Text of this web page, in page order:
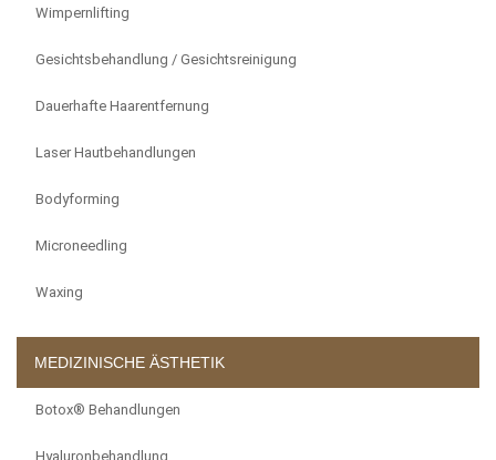
Wimpernlifting
Gesichtsbehandlung / Gesichtsreinigung
Dauerhafte Haarentfernung
Laser Hautbehandlungen
Bodyforming
Microneedling
Waxing
MEDIZINISCHE ÄSTHETIK
Botox® Behandlungen
Hyaluronbehandlung